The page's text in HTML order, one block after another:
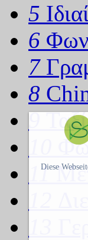
5
6
7
8
9
11
Diese